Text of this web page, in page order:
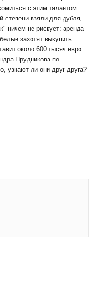
с этим талантом.
степени взяли для дубля,
ничем не рискует: аренда
захотят выкупить
около 600 тысяч евро.
Прудникова по
узнают ли они друг друга?